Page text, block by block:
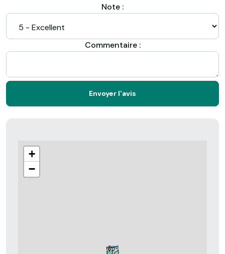
Note :
Commentaire :
Envoyer l'avis
+
−